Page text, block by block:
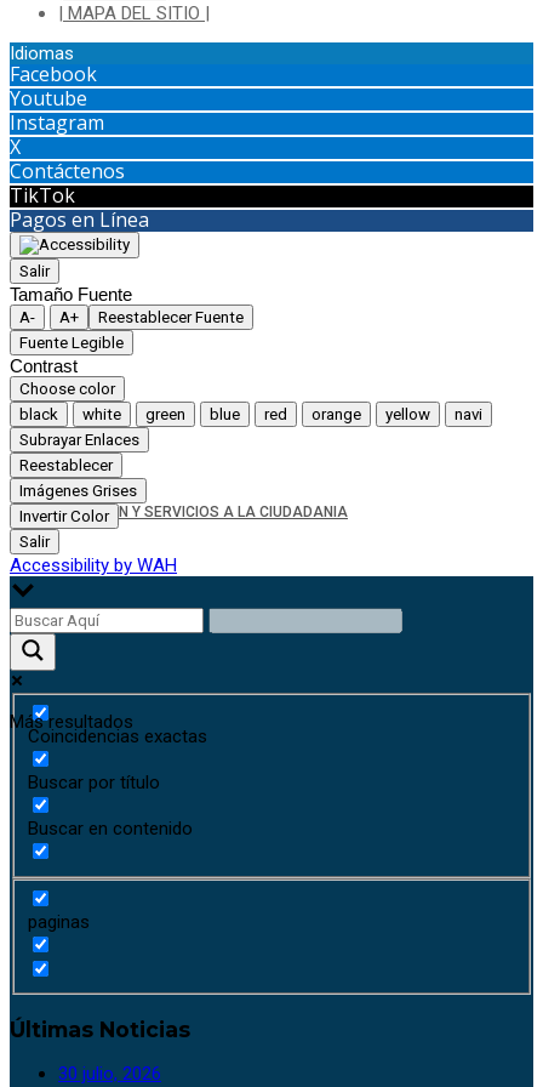
ATENCIÓN Y SERVICIOS A LA CIUDADANIA
| MAPA DEL SITIO |
Idiomas
Facebook
Youtube
Instagram
X
Contáctenos
TikTok
Pagos en Línea
Salir
Tamaño Fuente
A- A+
Reestablecer Fuente
Fuente Legible
Contrast
Choose color
black
white green blue red orange yellow
navi
Subrayar Enlaces
Reestablecer
Imágenes Grises
Invertir Color
Salir
Accessibility by WAH
Más resultados
Coincidencias exactas
Buscar por título
Buscar en contenido
paginas
Últimas Noticias
30 julio, 2026